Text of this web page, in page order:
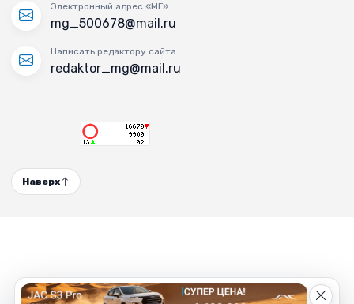
Электронный адрес «МГ»
mg_500678@mail.ru
Написать редактору сайта
redaktor_mg@mail.ru
Наверх